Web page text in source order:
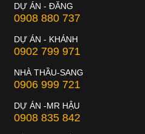
DỰ ÁN - ĐĂNG
0908 880 737
DỰ ÁN - KHÁNH
0902 799 971
NHÀ THẦU-SANG
0906 999 721
DỰ ÁN -MR HẬU
0908 835 842